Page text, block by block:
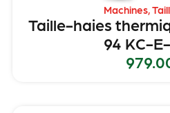
Machines,
Taille-haies
94 KC-